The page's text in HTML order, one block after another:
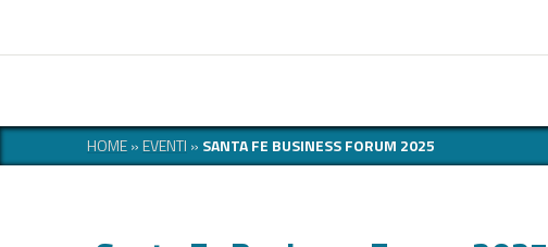
HOME»EVENTI » SANTA FE BUSINESS FORUM 2025